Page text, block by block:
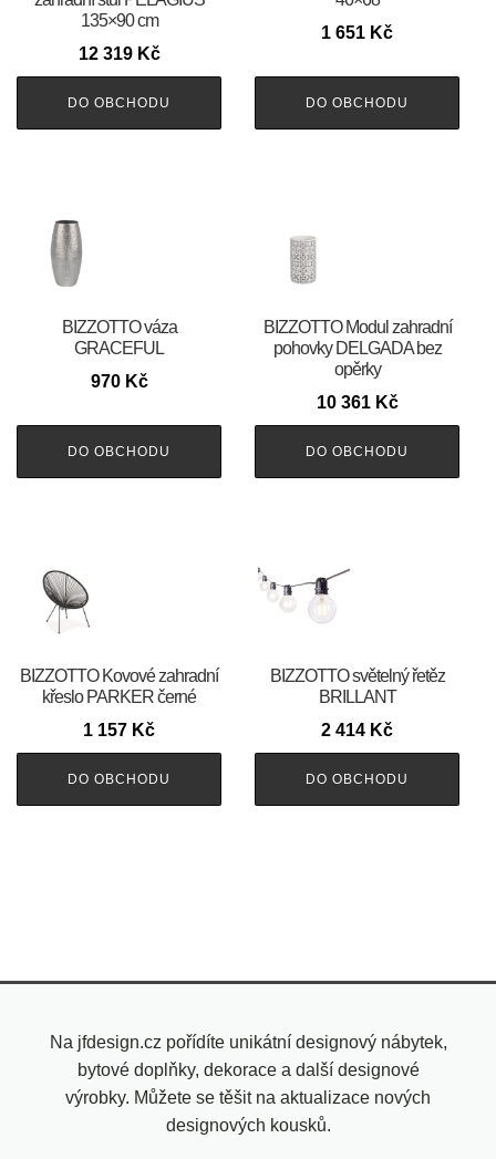
135×90 cm
12 319 Kč
DO OBCHODU
1 651 Kč
DO OBCHODU
BIZZOTTO váza
GRACEFUL
970 Kč
DO OBCHODU
BIZZOTTO Modul zahradní
pohovky DELGADA bez
opěrky
10 361 Kč
DO OBCHODU
BIZZOTTO Kovové zahradní
křeslo PARKER černé
1 157 Kč
DO OBCHODU
BIZZOTTO světelný řetěz
BRILLANT
2 414 Kč
DO OBCHODU
Na jfdesign.cz pořídíte unikátní designový nábytek,
bytové doplňky, dekorace a další designové
výrobky. Můžete se těšit na aktualizace nových
designových kousků.